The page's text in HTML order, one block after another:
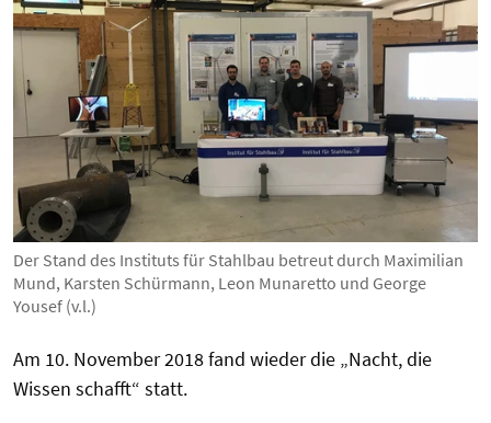
Der Stand des Instituts für Stahlbau betreut durch Maximilian
Mund, Karsten Schürmann, Leon Munaretto und George
Yousef (v.l.)
Am 10. November 2018 fand wieder die „Nacht, die
Wissen schafft“ statt.